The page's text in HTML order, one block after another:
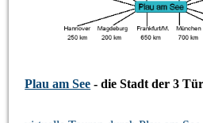
Plau am See - die Stadt der 3